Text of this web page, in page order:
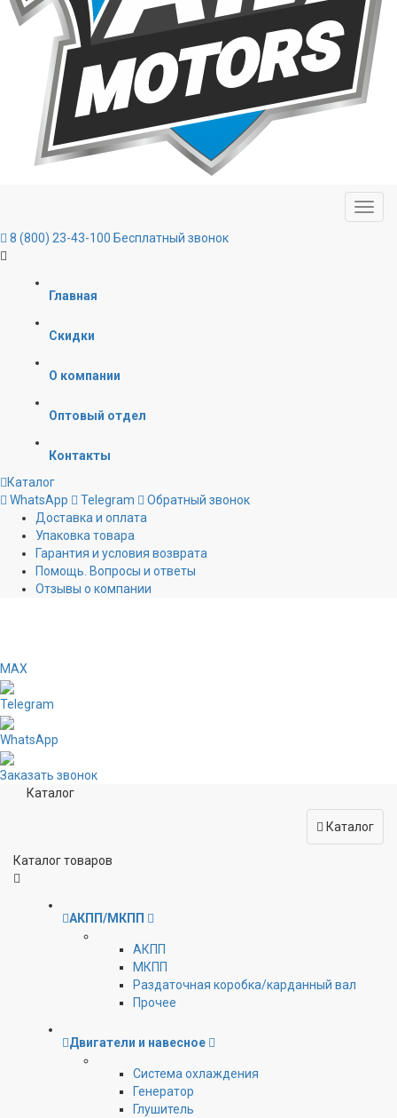
8 (800) 23-43-100 Бесплатный звонок
Главная
Скидки
О компании
Оптовый отдел
Контакты
Каталог
WhatsApp
Telegram
Обратный звонок
Доставка и оплата
Упаковка товара
Гарантия и условия возврата
Помощь. Вопросы и ответы
Отзывы о компании
MAX
Telegram
WhatsApp
Заказать звонок
Каталог
Каталог
Каталог товаров
АКПП/МКПП
АКПП
МКПП
Раздаточная коробка/карданный вал
Прочее
Двигатели и навесное
Cистема охлаждения
Генератор
Глушитель